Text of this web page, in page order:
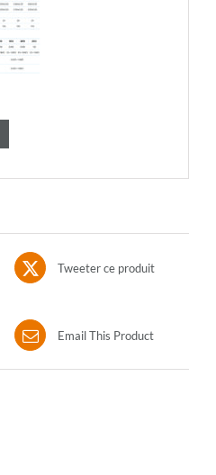
Tweeter ce produit
Email This Product